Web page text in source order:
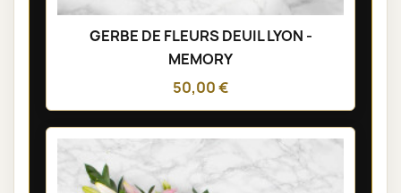
GERBE DE FLEURS DEUIL LYON -
MEMORY
50,00 €